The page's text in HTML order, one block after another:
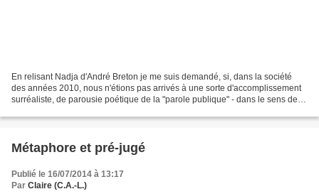
En relisant Nadja d'André Breton je me suis demandé, si, dans la société
des années 2010, nous n'étions pas arrivés à une sorte d'accomplissement
surréaliste, de parousie poétique de la "parole publique" - dans le sens de
Métaphore et pré-jugé
Publié le 16/07/2014 à 13:17
Par Claire (C.A.-L.)